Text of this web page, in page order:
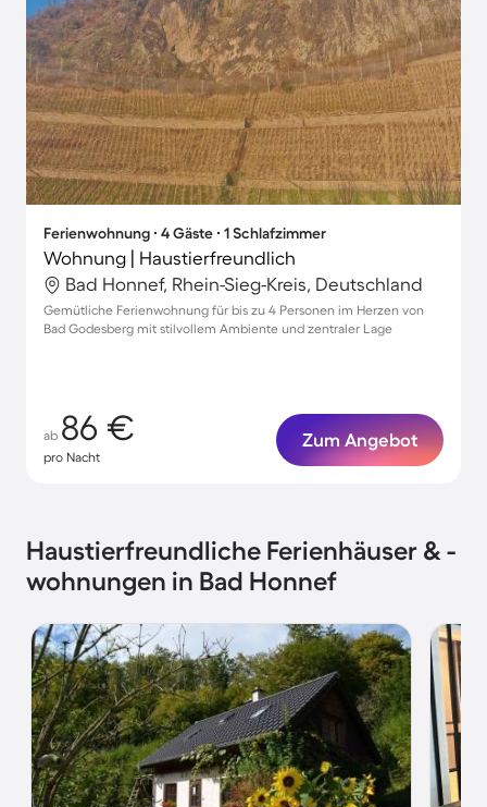
Ferienwohnung ∙ 4 Gäste ∙ 1 Schlafzimmer
Wohnung | Haustierfreundlich
Bad Honnef, Rhein-Sieg-Kreis, Deutschland
Gemütliche Ferienwohnung für bis zu 4 Personen im Herzen von
Bad Godesberg mit stilvollem Ambiente und zentraler Lage
ab 86 €
pro Nacht
Zum Angebot
Haustierfreundliche Ferienhäuser & -
wohnungen in Bad Honnef